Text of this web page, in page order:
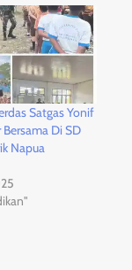
Satgas Yonif
Bersama Di SD
Napua